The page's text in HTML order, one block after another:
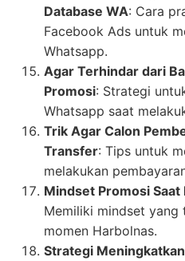
Database WA: Cara
Facebook Ads untuk
Whatsapp.
Agar Terhindar dari
Promosi: Strategi
Whatsapp saat
Trik Agar Calon
Transfer: Tips untuk
melakukan
Mindset Promosi
Memiliki mindset yang
momen Harbolnas.
Strategi